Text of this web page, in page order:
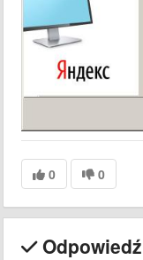
0 0
Odpowiedź